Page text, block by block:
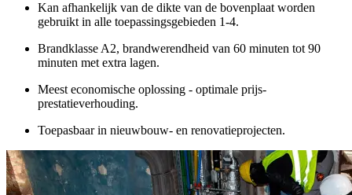
Kan afhankelijk van de dikte van de bovenplaat worden
gebruikt in alle toepassingsgebieden 1-4.
Brandklasse A2, brandwerendheid van 60 minuten tot 90
minuten met extra lagen.
Meest economische oplossing - optimale prijs-
prestatieverhouding.
Toepasbaar in nieuwbouw- en renovatieprojecten.